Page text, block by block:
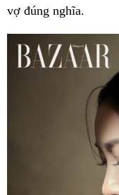
vợ đúng nghĩa.